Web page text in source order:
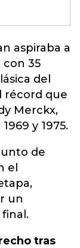
aspiraba a
con 35
del
récord que
Merckx,
y 1975.
de
el
un
tras